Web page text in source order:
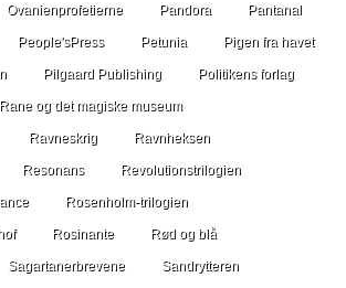
Ovanienprofetierne Pandora Pantanal
People'sPress Petunia Pigen fra havet
Pilgaard Publishing Politikens forlag
Rane og det magiske museum
Ravneskrig Ravnheksen
Resonans Revolutionstrilogien
Rosenholm-trilogien
Rosinante Rød og blå
Sagartanerbrevene Sandrytteren